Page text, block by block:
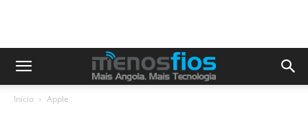
Início Apple